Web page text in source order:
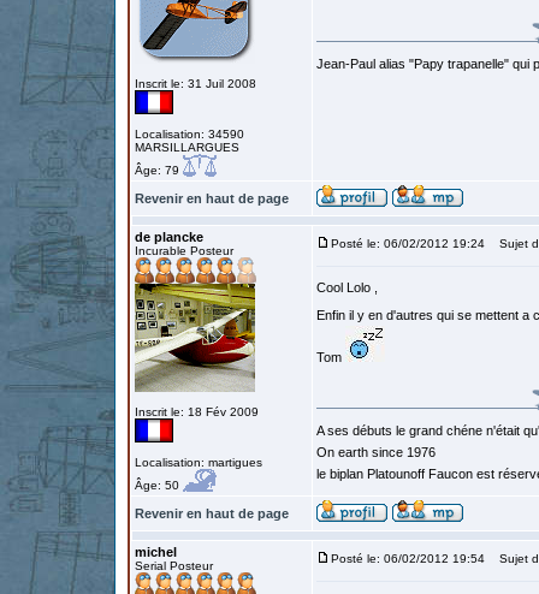
Inscrit le: 31 Juil 2008
Localisation: 34590
MARSILLARGUES
Âge: 79
Jean-Paul alias "Papy trapanelle" qui
Revenir en haut de page
de plancke
Incurable Posteur
Inscrit le: 18 Fév 2009
Localisation: martigues
Âge: 50
Posté le: 06/02/2012 19:24 Sujet
Cool Lolo ,
Enfin il y en d'autres qui se mettent a
Tom
A ses débuts le grand chéne n'était
On earth since 1976
le biplan Platounoff Faucon est
Revenir en haut de page
michel
Serial Posteur
Posté le: 06/02/2012 19:54 Sujet